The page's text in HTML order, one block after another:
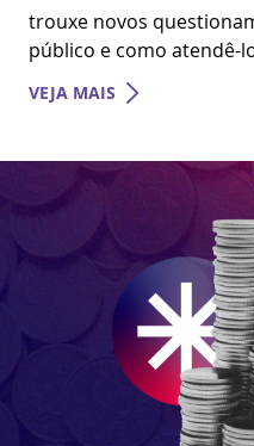
público e como atendê-lo?
VEJA MAIS